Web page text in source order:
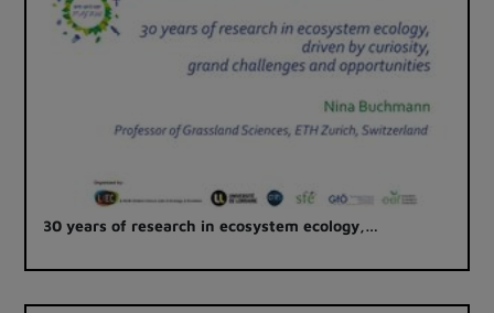
30 years of research in ecosystem ecology,…